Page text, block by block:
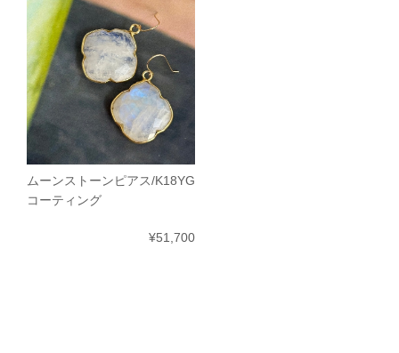
ムーンストーンピアス/K18YG
コーティング
¥51,700